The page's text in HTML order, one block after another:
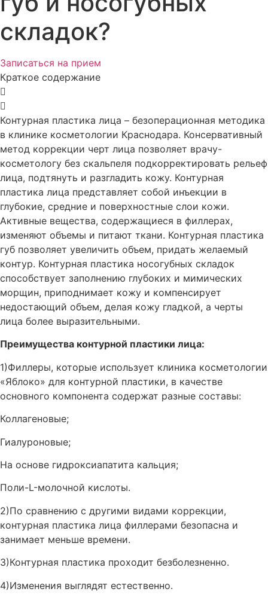
складок?
Записаться на прием
Краткое содержание
Контурная пластика лица – безоперационная методика
в клинике косметологии Краснодара. Консервативный
метод коррекции черт лица позволяет врачу-
косметологу без скальпеля подкорректировать рельеф
лица, подтянуть и разгладить кожу. Контурная
пластика лица представляет собой инъекции в
глубокие, средние и поверхностные слои кожи.
Активные вещества, содержащиеся в филлерах,
изменяют объемы и питают ткани. Контурная пластика
губ позволяет увеличить объем, придать желаемый
контур. Контурная пластика носогубных складок
способствует заполнению глубоких и мимических
морщин, приподнимает кожу и компенсирует
недостающий объем, делая кожу гладкой, а черты
лица более выразительными.
Преимущества контурной пластики лица:
1)Филлеры, которые использует клиника косметологии
«Яблоко» для контурной пластики, в качестве
основного компонента содержат разные составы:
Коллагеновые;
Гиалуроновые;
На основе гидроксиапатита кальция;
Поли-L-молочной кислоты.
2)По сравнению с другими видами коррекции,
контурная пластика лица филлерами безопасна и
занимает меньше времени.
3)Контурная пластика проходит безболезненно.
4)Изменения выглядят естественно.